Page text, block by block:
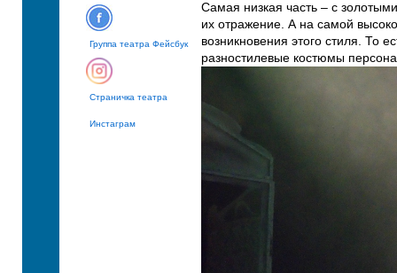
Группа театра Фейсбук
Страничка театра
Инстаграм
Самая низкая часть – с
их отражение. А на самой
возникновения этого стиля. То
разностилевые костюмы